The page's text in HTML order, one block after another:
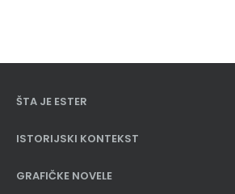
ŠTA JE ESTER
ISTORIJSKI KONTEKST
GRAFIČKE NOVELE